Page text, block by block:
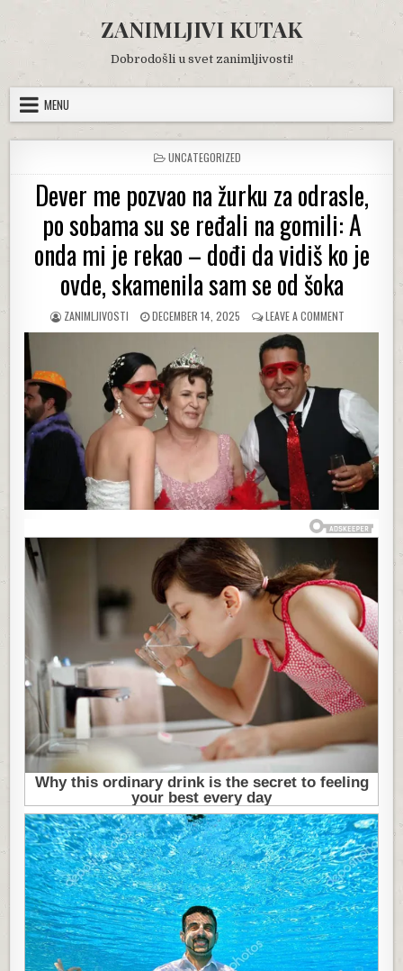
content
ZANIMLJIVI KUTAK
Dobrodošli u svet zanimljivosti!
MENU
POSTED
IN
UNCATEGORIZED
Dever me pozvao na žurku za odrasle,
po sobama su se ređali na gomili: A
onda mi je rekao – dođi da vidiš ko je
ovde, skamenila sam se od šoka
AUTHOR:
ZANIMLJIVOSTI
PUBLISHED
DATE:
DECEMBER 14, 2025 LEAVE A COMMENTON
DEVER
ŽURKU
ODRASLE,
PO
SOBAMA
SU
SE
REĐALI
NA
GOMILI:
JE
REKAO
–
DOĐI
DA
KO
JE
OVDE,
SAM
OD
ŠOKA